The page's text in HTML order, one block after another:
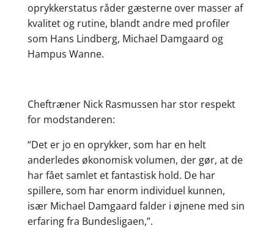
oprykkerstatus råder gæsterne over masser af
kvalitet og rutine, blandt andre med profiler
som Hans Lindberg, Michael Damgaard og
Hampus Wanne.
Cheftræner Nick Rasmussen har stor respekt
for modstanderen:
“Det er jo en oprykker, som har en helt
anderledes økonomisk volumen, der gør, at de
har fået samlet et fantastisk hold. De har
spillere, som har enorm individuel kunnen,
især Michael Damgaard falder i øjnene med sin
erfaring fra Bundesligaen,”.